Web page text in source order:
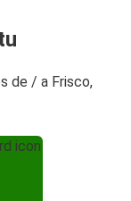
de / a Frisco,